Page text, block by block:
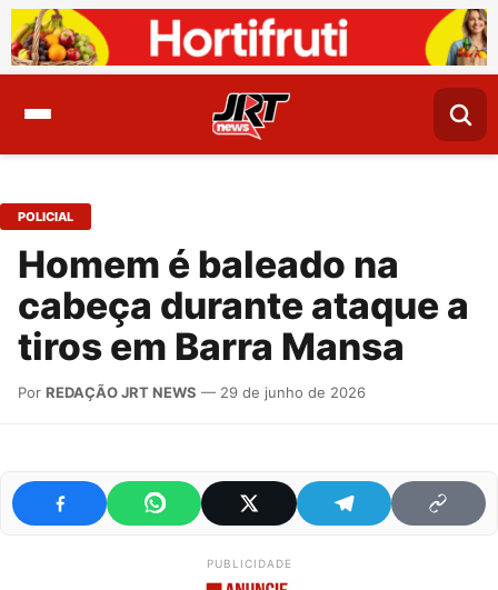
POLICIAL
Homem é baleado na
cabeça durante ataque a
tiros em Barra Mansa
Por REDAÇÃO JRT NEWS — 29 de junho de 2026
PUBLICIDADE